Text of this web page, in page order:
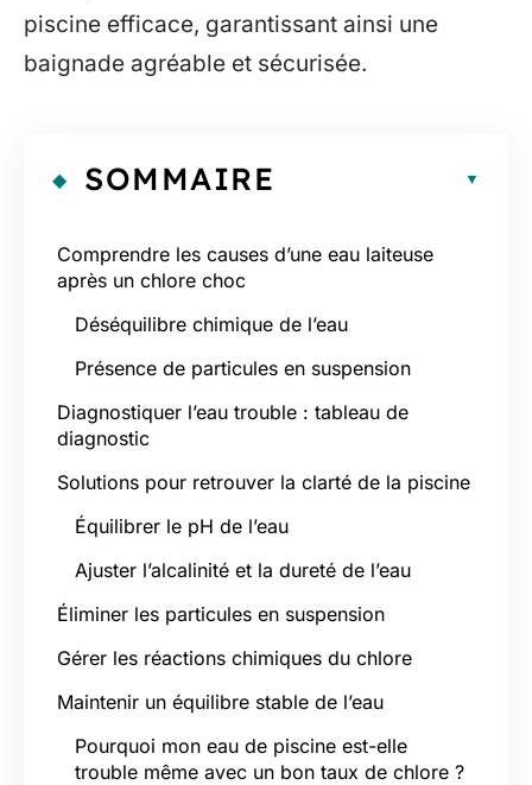
piscine efficace, garantissant ainsi une
baignade agréable et sécurisée.
SOMMAIRE
Comprendre les causes d’une eau laiteuse
après un chlore choc
Déséquilibre chimique de l’eau
Présence de particules en suspension
Diagnostiquer l’eau trouble : tableau de
diagnostic
Solutions pour retrouver la clarté de la piscine
Équilibrer le pH de l’eau
Ajuster l’alcalinité et la dureté de l’eau
Éliminer les particules en suspension
Gérer les réactions chimiques du chlore
Maintenir un équilibre stable de l’eau
Pourquoi mon eau de piscine est-elle
trouble même avec un bon taux de chlore ?